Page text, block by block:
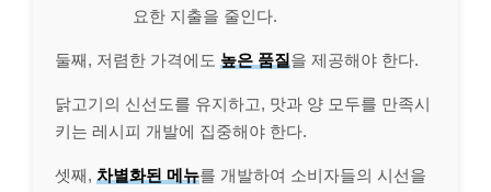
요한 지출을 줄인다.
둘째, 저렴한 가격에도 높은 품질을 제공해야 한다.
닭고기의 신선도를 유지하고, 맛과 양 모두를 만족시
키는 레시피 개발에 집중해야 한다.
셋째, 차별화된 메뉴를 개발하여 소비자들의 시선을